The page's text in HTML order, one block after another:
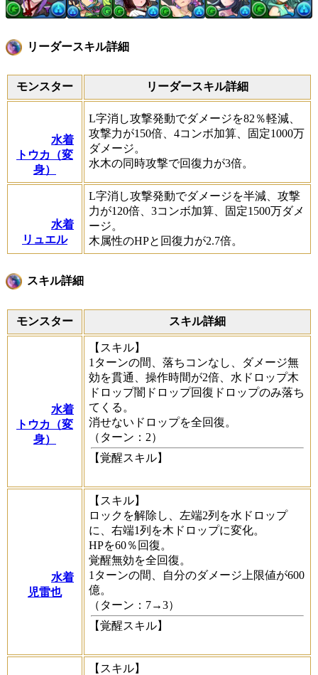
リーダースキル詳細
モンスター リーダースキル詳細
水着
トウカ（変
身）
L字消し攻撃発動でダメージを82％軽減、
攻撃力が150倍、4コンボ加算、固定1000万
ダメージ。
水木の同時攻撃で回復力が3倍。
水着
リュエル
L字消し攻撃発動でダメージを半減、攻撃
力が120倍、3コンボ加算、固定1500万ダメ
ージ。
木属性のHPと回復力が2.7倍。
スキル詳細
モンスター スキル詳細
水着
トウカ（変
身）
【スキル】
1ターンの間、落ちコンなし、ダメージ無
効を貫通、操作時間が2倍、水ドロップ木
ドロップ闇ドロップ回復ドロップのみ落ち
てくる。
消せないドロップを全回復。
（ターン：2）
【覚醒スキル】
水着
児雷也
【スキル】
ロックを解除し、左端2列を水ドロップ
に、右端1列を木ドロップに変化。
HPを60％回復。
覚醒無効を全回復。
1ターンの間、自分のダメージ上限値が600
億。
（ターン：7→3）
【覚醒スキル】
【スキル】